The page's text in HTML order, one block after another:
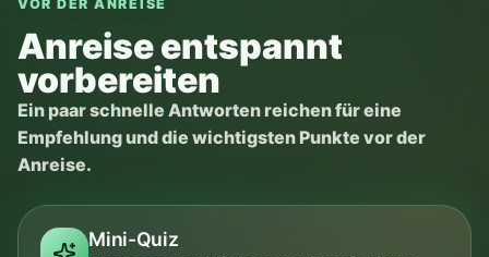
Vor Anreise vorbereiten
Fertig — Sie sind vorbereitet 🌿
Ausweis
Kennzeichen
Wohnwagens